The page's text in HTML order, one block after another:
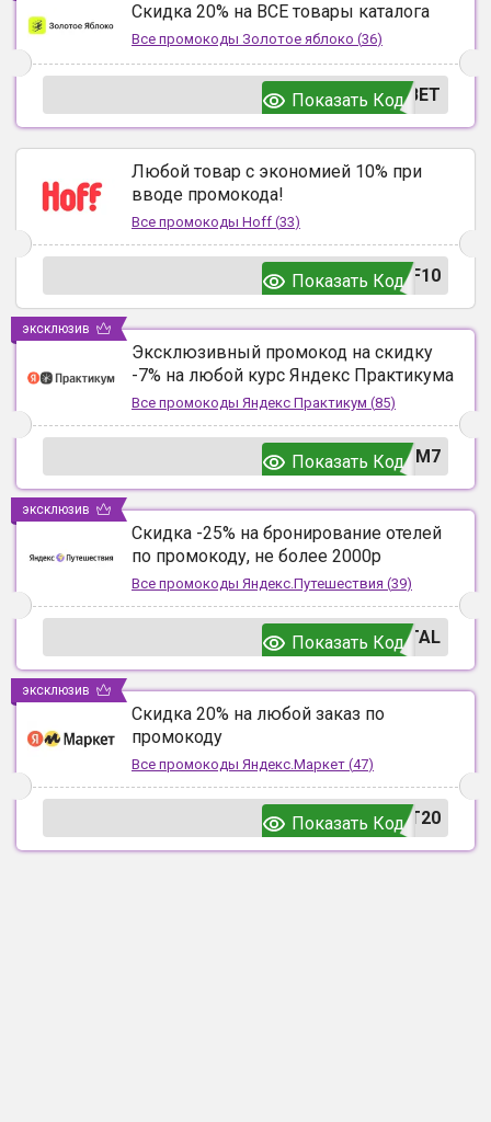
Скидка 20% на ВСЕ товары каталога
Все промокоды Золотое яблоко (36)
ВЕТ
Показать Код
Любой товар с экономией 10% при
вводе промокода!
Все промокоды Hoff (33)
F10
Показать Код
Эксклюзивный промокод на скидку
-7% на любой курс Яндекс Практикума
Все промокоды Яндекс Практикум (85)
UM7
Показать Код
эксклюзив
Скидка -25% на бронирование отелей
по промокоду, не более 2000р
Все промокоды Яндекс.Путешествия (39)
TAL
Показать Код
эксклюзив
Скидка 20% на любой заказ по
промокоду
Все промокоды Яндекс.Маркет (47)
T20
Показать Код
эксклюзив